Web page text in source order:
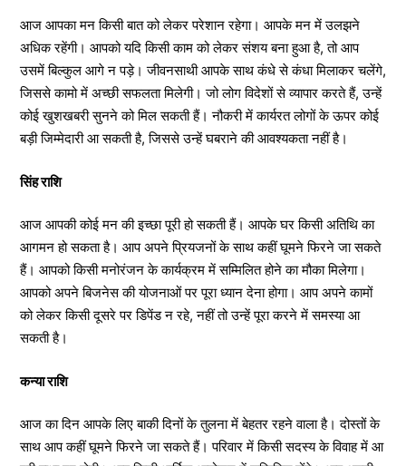
आज आपका मन किसी बात को लेकर परेशान रहेगा। आपके मन में उलझने
अधिक रहेंगी। आपको यदि किसी काम को लेकर संशय बना हुआ है, तो आप
उसमें बिल्कुल आगे न पड़े। जीवनसाथी आपके साथ कंधे से कंधा मिलाकर चलेंगे,
जिससे कामो में अच्छी सफलता मिलेगी। जो लोग विदेशों से व्यापार करते हैं, उन्हें
कोई खुशखबरी सुनने को मिल सकती हैं। नौकरी में कार्यरत लोगों के ऊपर कोई
बड़ी जिम्मेदारी आ सकती है, जिससे उन्हें घबराने की आवश्यकता नहीं है।
सिंह राशि
आज आपकी कोई मन की इच्छा पूरी हो सकती हैं। आपके घर किसी अतिथि का
आगमन हो सकता है। आप अपने प्रियजनों के साथ कहीं घूमने फिरने जा सकते
हैं। आपको किसी मनोरंजन के कार्यक्रम में सम्मिलित होने का मौका मिलेगा।
आपको अपने बिजनेस की योजनाओं पर पूरा ध्यान देना होगा। आप अपने कामों
को लेकर किसी दूसरे पर डिपेंड न रहे, नहीं तो उन्हें पूरा करने में समस्या आ
सकती है।
कन्या राशि
आज का दिन आपके लिए बाकी दिनों के तुलना में बेहतर रहने वाला है। दोस्तों के
साथ आप कहीं घूमने फिरने जा सकते हैं। परिवार में किसी सदस्य के विवाह में आ